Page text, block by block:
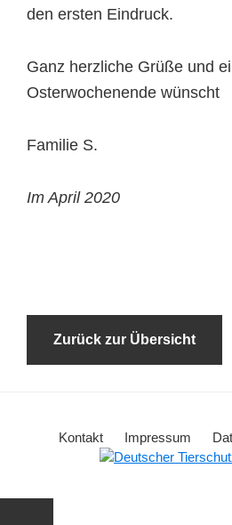
den ersten Eindruck.
Ganz herzliche Grüße und
Osterwochenende wünscht
Familie S.
Im April 2020
Zurück zur Übersicht
Kontakt Impressum